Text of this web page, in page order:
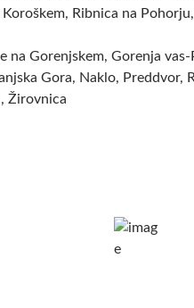
Ribnica na
na Gorenjskem, Gorenja
Gora, Naklo, Preddvor,
Žirovnica